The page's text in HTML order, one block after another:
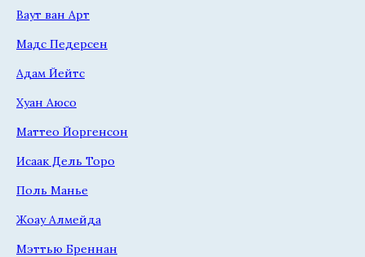
Ваут ван Арт
Мадс Педерсен
Адам Йейтс
Хуан Аюсо
Маттео Йоргенсон
Исаак Дель Торо
Поль Манье
Жоау Алмейда
Мэттью Бреннан